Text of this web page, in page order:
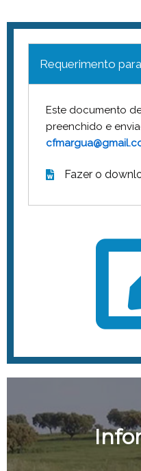
Requerimento
Este documento
preenchido e
Fazer o